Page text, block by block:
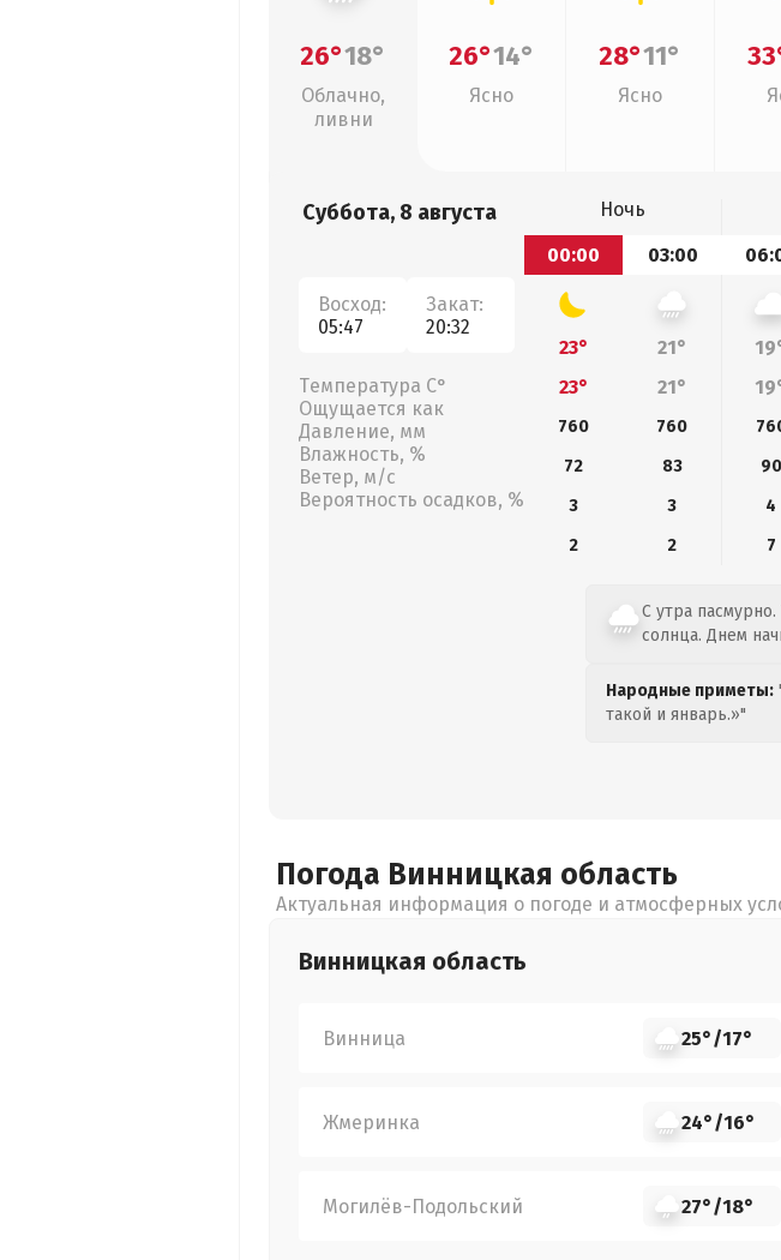
26°18°
Облачно,
ливни
26°14°
Ясно
28°11°
Ясно
Суббота, 8 августа
Восход:
05:47
Закат:
20:32
Температура С°
Ощущается как
Давление, мм
Влажность, %
Ветер, м/с
Вероятность осадков, %
Ночь
00:00
03:00
23° 21°
23°
21°
760 760
72
83 90
3
3 4
2
2 7
С утра
солнца. Днем
Народные приметы:
такой и январь.»"
Погода Винницкая область
Актуальная информация о погоде и атмосферных
Винницкая область
Винница 25°/17°
Жмеринка 24°/16°
Могилёв-Подольский 27°/18°